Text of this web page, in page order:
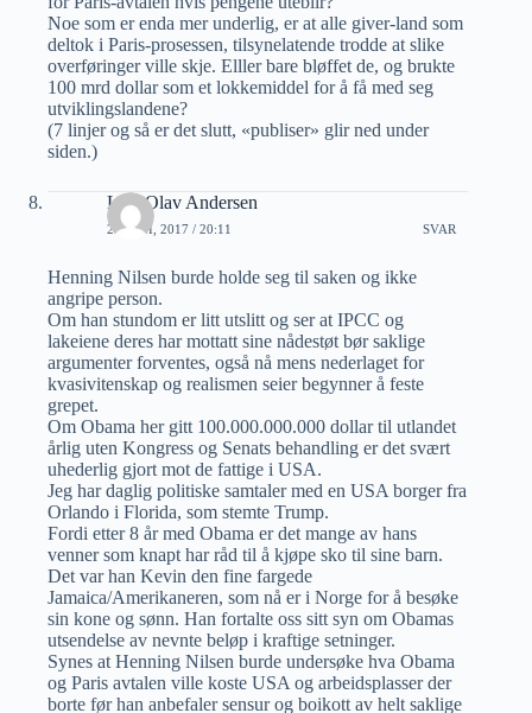
Noe som er enda mer underlig, er at alle giver-land som
deltok i Paris-prosessen, tilsynelatende trodde at slike
overføringer ville skje. Elller bare bløffet de, og brukte
100 mrd dollar som et lokkemiddel for å få med seg
utviklingslandene?
(7 linjer og så er det slutt, «publiser» glir ned under
siden.)
Lars Olav Andersen
20 JUNI, 2017 / 20:11 SVAR
Henning Nilsen burde holde seg til saken og ikke
angripe person.
Om han stundom er litt utslitt og ser at IPCC og
lakeiene deres har mottatt sine nådestøt bør saklige
argumenter forventes, også nå mens nederlaget for
kvasivitenskap og realismen seier begynner å feste
grepet.
Om Obama her gitt 100.000.000.000 dollar til utlandet
årlig uten Kongress og Senats behandling er det svært
uhederlig gjort mot de fattige i USA.
Jeg har daglig politiske samtaler med en USA borger fra
Orlando i Florida, som stemte Trump.
Fordi etter 8 år med Obama er det mange av hans
venner som knapt har råd til å kjøpe sko til sine barn.
Det var han Kevin den fine fargede
Jamaica/Amerikaneren, som nå er i Norge for å besøke
sin kone og sønn. Han fortalte oss sitt syn om Obamas
utsendelse av nevnte beløp i kraftige setninger.
Synes at Henning Nilsen burde undersøke hva Obama
og Paris avtalen ville koste USA og arbeidsplasser der
borte før han anbefaler sensur og boikott av helt saklige